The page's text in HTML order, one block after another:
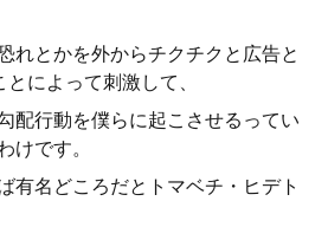
れとかを外からチクチクと広告と
によって刺激して、
配行動を僕らに起こさせるってい
けです。
有名どころだとトマベチ・ヒデト